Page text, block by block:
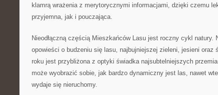
klamrą wrażenia z merytorycznymi informacjami, dzięki czemu
przyjemna, jak i pouczająca.
Nieodłączną częścią Mieszkańców Lasu jest roczny cykl natury.
opowieści o budzeniu się lasu, najbujniejszej zieleni, jesieni oraz
roku jest przybliżona z optyki świadka najsubtelniejszych
może wyobrazić sobie, jak bardzo dynamiczny jest las, nawet
wydaje się nieruchomy.